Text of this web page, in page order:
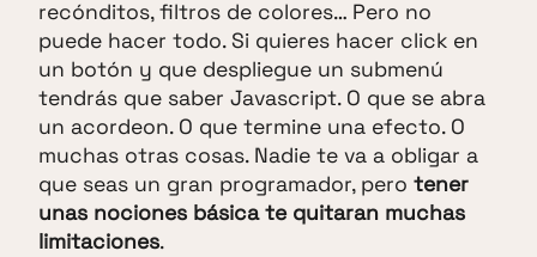
recónditos, filtros de colores… Pero no
puede hacer todo. Si quieres hacer click en
un botón y que despliegue un submenú
tendrás que saber Javascript. O que se abra
un acordeon. O que termine una efecto. O
muchas otras cosas. Nadie te va a obligar a
que seas un gran programador, pero tener
unas nociones básica te quitaran muchas
limitaciones.